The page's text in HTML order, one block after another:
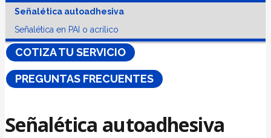
Señalética autoadhesiva
Señalética en PAI o acrílico
COTIZA TU SERVICIO
PREGUNTAS FRECUENTES
Señalética autoadhesiva